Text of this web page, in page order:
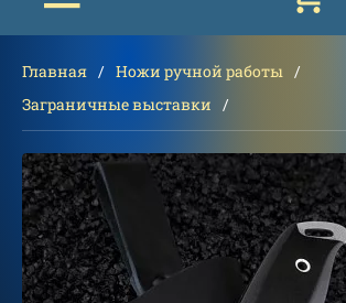
Главная
Ножи ручной работы
Заграничные выставки